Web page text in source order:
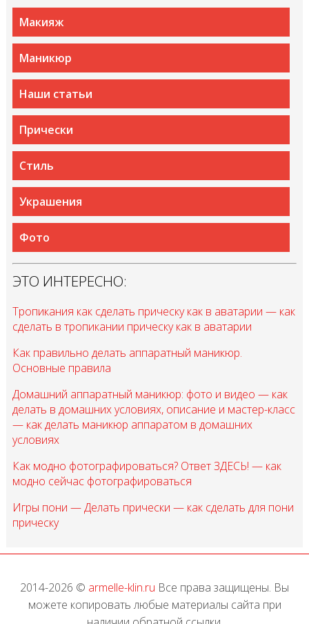
Макияж
Маникюр
Наши статьи
Прически
Стиль
Украшения
Фото
ЭТО ИНТЕРЕСНО:
Тропикания как сделать прическу как в аватарии — как
сделать в тропикании прическу как в аватарии
Как правильно делать аппаратный маникюр.
Основные правила
Домашний аппаратный маникюр: фото и видео — как
делать в домашних условиях, описание и мастер-класс
— как делать маникюр аппаратом в домашних
условиях
Как модно фотографироваться? Ответ ЗДЕСЬ! — как
модно сейчас фотографироваться
Игры пони — Делать прически — как сделать для пони
прическу
2014-2026 © armelle-klin.ru Все права защищены. Вы
можете копировать любые материалы сайта при